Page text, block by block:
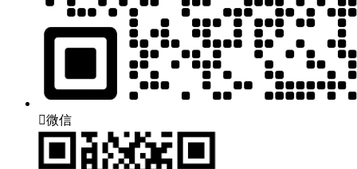
微信